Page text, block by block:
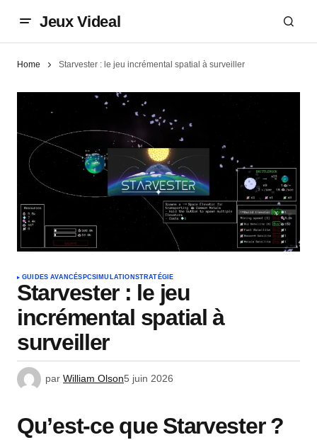
Jeux Videal
Home Starvester : le jeu incrémental spatial à surveiller
GUIDES AVANCÉS PCSIMULATION STRATÉGIE
Starvester : le jeu
incrémental spatial à
surveiller
par William Olson5 juin 2026
Qu’est-ce que Starvester ?